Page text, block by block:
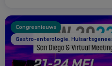
Congresnieuws
Gastro-enterologie,